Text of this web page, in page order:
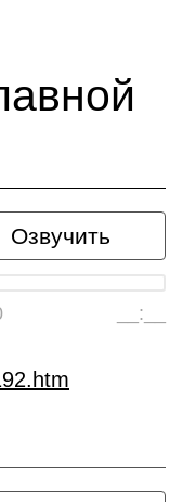
Озвучить
__:__